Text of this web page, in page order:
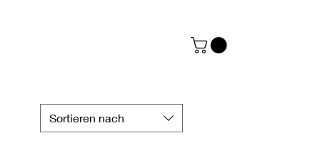
Sortieren nach